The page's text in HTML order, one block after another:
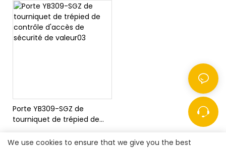
Porte YB309-SGZ de
tourniquet de trépied de
sécurité de valeur03
We use cookies to ensure that we give you the best